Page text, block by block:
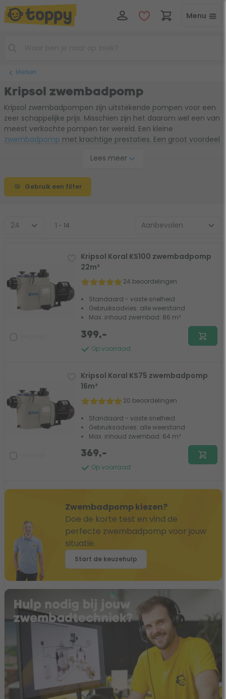
Menu
Merken
Kripsol zwembadpomp
Kripsol zwembadpompen zijn uitstekende pompen voor een
zeer schappelijke prijs. Misschien zijn het daarom wel een van
meest verkochte pompen ter wereld. Een kleine
zwembadpomp met krachtige prestaties. Een groot voordeel
makkelijk te vervangen en ook het filter legen gaat erg snel.
Lees meer
Gebruik een filter
1 - 14
Kripsol Koral KS100 zwembadpomp
22m³
24 beoordelingen
Standaard - vaste snelheid
Gebruiksadvies: alle weerstand
Max. inhoud zwembad: 86 m³
Op voorraad
399,-
Kripsol Koral KS75 zwembadpomp
16m³
20 beoordelingen
Standaard - vaste snelheid
Gebruiksadvies: alle weerstand
Max. inhoud zwembad: 64 m³
Op voorraad
369,-
Zwembadpomp kiezen?
Doe de korte test en vind de
perfecte zwembadpomp voor jouw
situatie.
Start de keuzehulp